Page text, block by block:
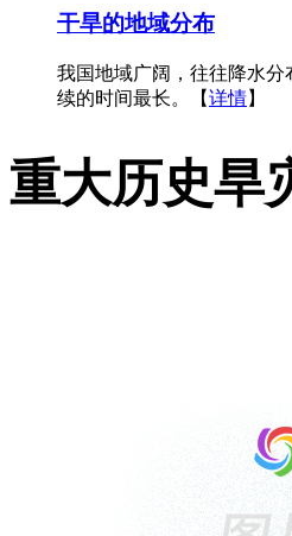
干旱的地域分布
我国地域广阔，往往降水
续的时间最长。【详情】
重大历史旱